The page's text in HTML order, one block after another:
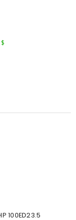
100ED23.5